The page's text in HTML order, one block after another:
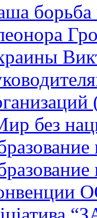
борьба
без